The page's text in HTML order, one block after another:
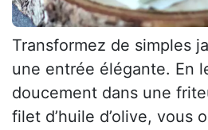
Transformez de simples
une entrée élégante. En
doucement dans une
filet d’huile d’olive, vous